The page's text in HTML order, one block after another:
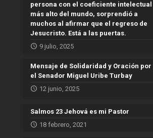
persona con el coeficiente intelectual
más alto del mundo, sorprendió a
muchos al afirmar que el regreso de
Jesucristo. Está a las puertas.
9 julio, 2025
Mensaje de Solidaridad y Oración por
el Senador Miguel Uribe Turbay
12 junio, 2025
Salmos 23 Jehová es mi Pastor
18 febrero, 2021